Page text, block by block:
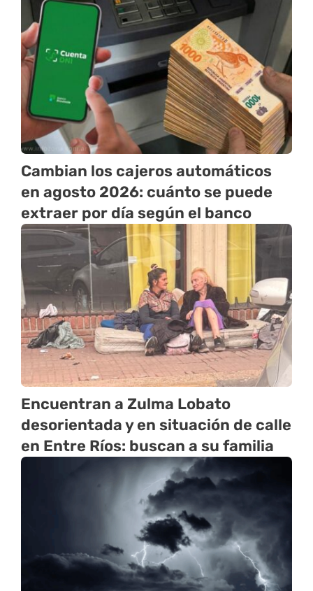
Cambian los cajeros automáticos
en agosto 2026: cuánto se puede
extraer por día según el banco
Encuentran a Zulma Lobato
desorientada y en situación de calle
en Entre Ríos: buscan a su familia